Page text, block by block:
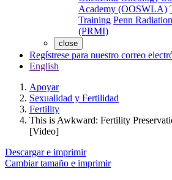
Academy (OOSWLA)
Training Penn
(PRMI)
close
Regístrese para nuestro correo
English
Apoyar
Sexualidad y Fertilidad
Fertility
This is Awkward: Fertility
[Video]
Descargar e imprimir
Cambiar tamaño e imprimir